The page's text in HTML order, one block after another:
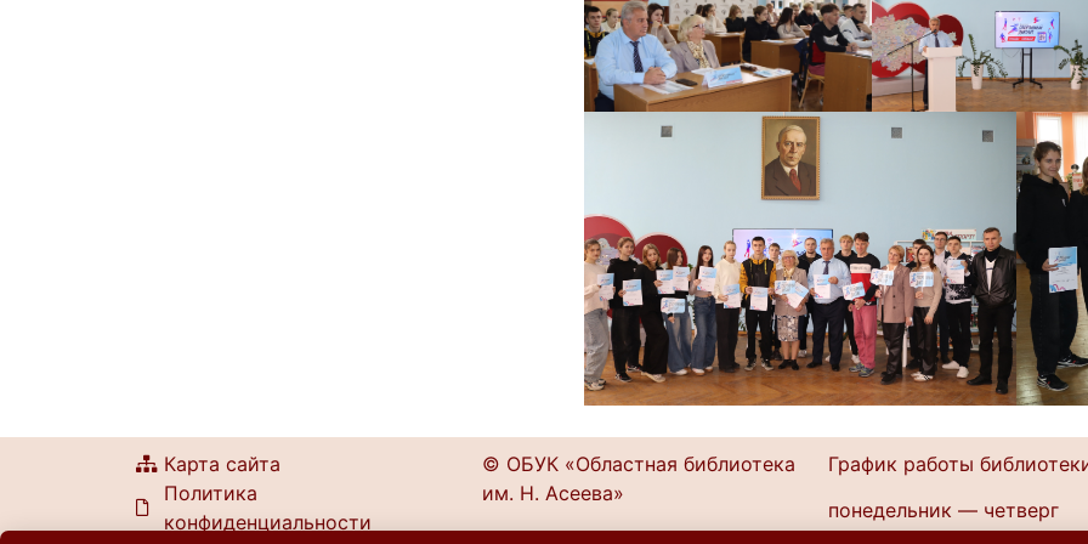
Карта сайта
Политика
конфиденциальности
© ОБУК «Областная библиотека
им. Н. Асеева»
График работы
понедельник — четверг